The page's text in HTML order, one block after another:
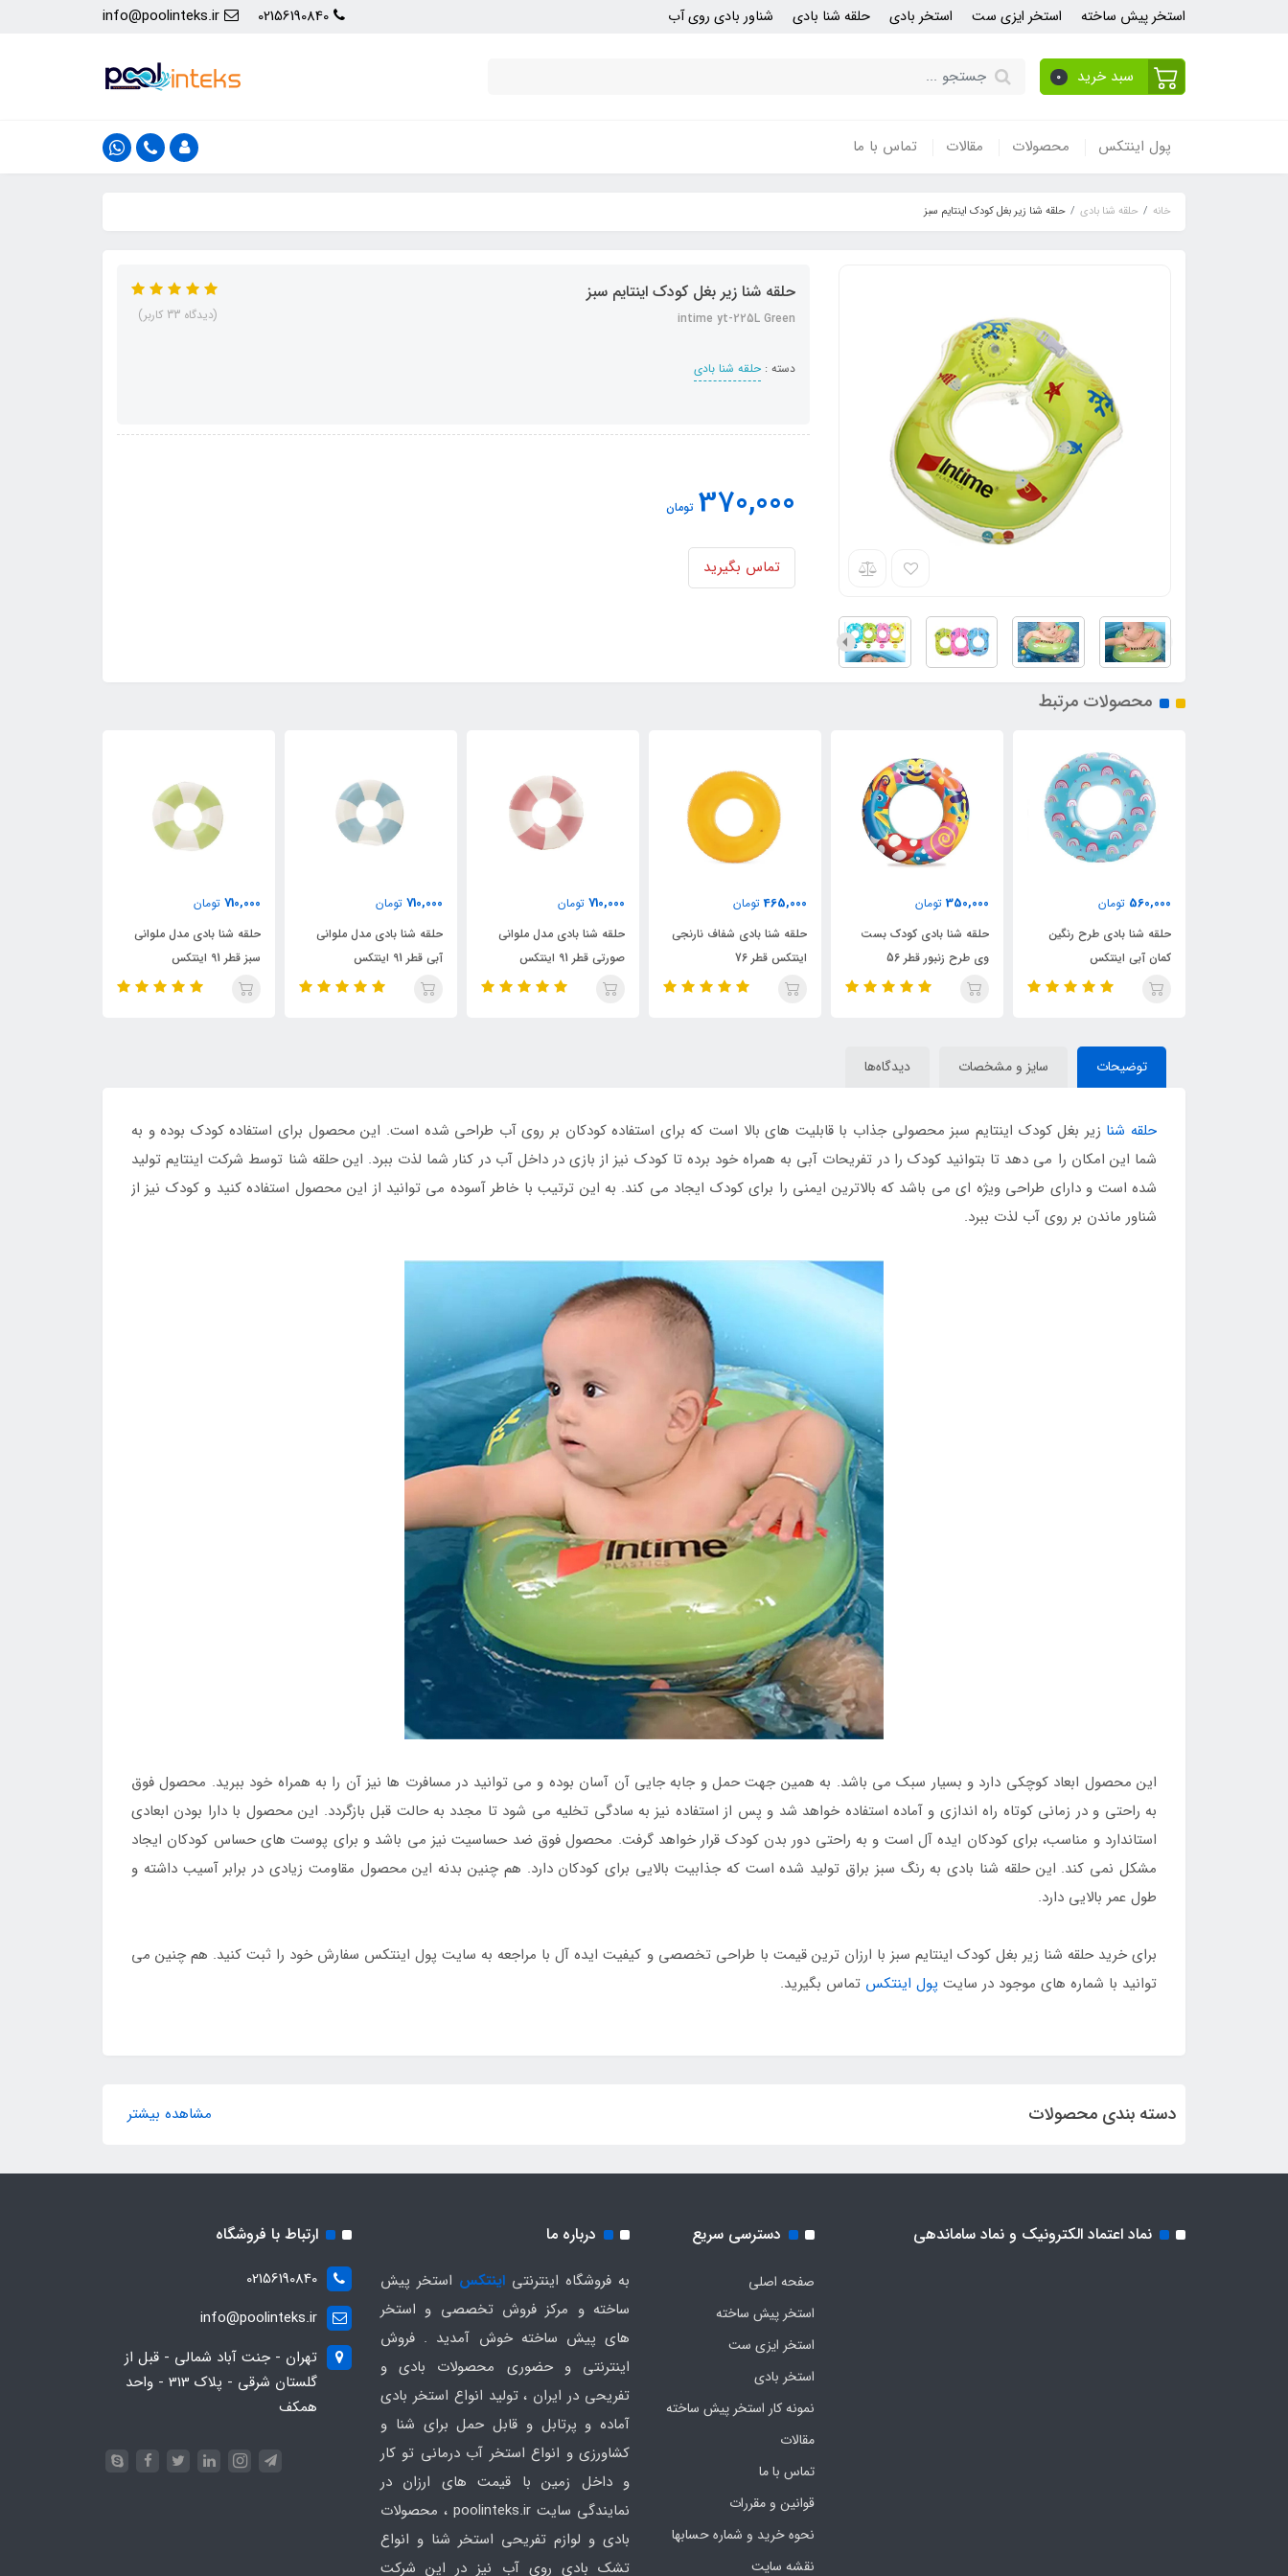
استخر پیش ساخته استخر ایزی ست استخر بادی حلقه شنا بادی شناور بادی روی آب 02156190840
info@poolinteks.ir
سبد خرید 0
پول اینتکس محصولات مقالات تماس با ما
خانه حلقه شنا بادی حلقه شنا زیر بغل کودک اینتایم سبز
حلقه شنا زیر بغل کودک اینتایم سبز
intime yt-225L Green
دسته : حلقه شنا بادی
(دیدگاه 33 کاربر)
370,000 تومان
تماس بگیرید
محصولات مرتبط
350,000 تومان
حلقه شنا بادی کودک بست
وی طرح زنبور قطر 56
465,000 تومان
حلقه شنا بادی شفاف نارنجی
اینتکس قطر 76
710,000 تومان
حلقه شنا بادی مدل ملوانی
صورتی قطر 91 اینتکس
710,000 تومان
حلقه شنا بادی مدل ملوانی
آبی قطر 91 اینتکس
710,000 تومان
حلقه شنا بادی مدل ملوانی
سبز قطر 91 اینتکس
550,000 تومان
حلقه شنا بادی کودک قطر 70
طرح سوپر ماریو
توضیحات سایز و مشخصات دیدگاه‌ها
حلقه شنا زیر بغل کودک اینتایم سبز محصولی جذاب با قابلیت های بالا است که برای استفاده کودکان بر روی آب طراحی شده است. این محصول برای استفاده کودک بوده و به
شما این امکان را می دهد تا بتوانید کودک را در تفریحات آبی به همراه خود برده تا کودک نیز از بازی در داخل آب در کنار شما لذت ببرد. این حلقه شنا توسط شرکت اینتایم تولید
شده است و دارای طراحی ویژه ای می باشد که بالاترین ایمنی را برای کودک ایجاد می کند. به این ترتیب با خاطر آسوده می توانید از این محصول استفاده کنید و کودک نیز از
شناور ماندن بر روی آب لذت ببرد.
این محصول ابعاد کوچکی دارد و بسیار سبک می باشد. به همین جهت حمل و جابه جایی آن آسان بوده و می توانید در مسافرت ها نیز آن را به همراه خود ببرید. محصول فوق
به راحتی و در زمانی کوتاه راه اندازی و آماده استفاده خواهد شد و پس از استفاده نیز به سادگی تخلیه می شود تا مجدد به حالت قبل بازگردد. این محصول با دارا بودن ابعادی
استاندارد و مناسب، برای کودکان ایده آل است و به راحتی دور بدن کودک قرار خواهد گرفت. محصول فوق ضد حساسیت نیز می باشد و برای پوست های حساس کودکان ایجاد
مشکل نمی کند. این حلقه شنا بادی به رنگ سبز براق تولید شده است که جذابیت بالایی برای کودکان دارد. هم چنین بدنه این محصول مقاومت زیادی در برابر آسیب داشته و
طول عمر بالایی دارد.
برای خرید حلقه شنا زیر بغل کودک اینتایم سبز با ارزان ترین قیمت با طراحی تخصصی و کیفیت ایده آل با مراجعه به سایت پول اینتکس سفارش خود را ثبت کنید. هم چنین می
توانید با شماره های موجود در سایت پول اینتکس تماس بگیرید.
دسته بندی محصولات مشاهده بیشتر
نماد اعتماد الکترونیک و نماد ساماندهی دسترسی سریع
صفحه اصلی
استخر پیش ساخته
استخر ایزی ست
استخر بادی
نمونه کار استخر پیش ساخته
مقالات
تماس با ما
قوانین و مقررات
نحوه خرید و شماره حسابها
نقشه سایت
درباره ما
به فروشگاه اینترنتی اینتکس استخر پیش
ساخته و مرکز فروش تخصصی و استخر
های پیش ساخته خوش آمدید . فروش
اینترنتی و حضوری محصولات بادی و
تفریحی در ایران ، تولید انواع استخر بادی
آماده و پرتابل و قابل حمل برای شنا و
کشاورزی و انواع استخر آب درمانی تو کار
و داخل زمین با قیمت های ارزان در
نمایندگی سایت poolinteks.ir ، محصولات
بادی و لوازم تفریحی استخر شنا و انواع
تشک بادی روی آب نیز در این شرکت
ارتباط با فروشگاه
02156190840
info@poolinteks.ir
تهران - جنت آباد شمالی - قبل از
گلستان شرقی - پلاک 313 - واحد
همکف